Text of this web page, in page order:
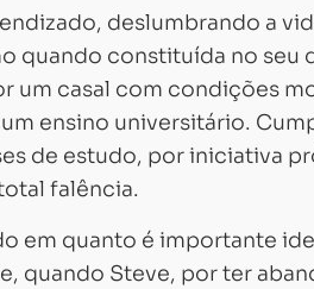
deslumbrando a
quando constituída no
um casal com condições
ensino universitário.
de estudo, por iniciativa
falência.
em quanto é importante
quando Steve, por ter